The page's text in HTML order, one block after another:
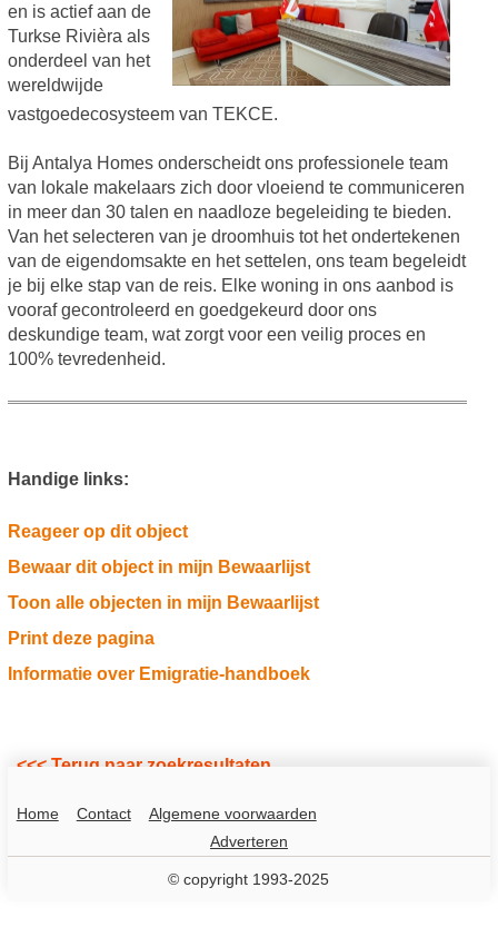
en is actief aan de
Turkse Rivièra als
onderdeel van het
wereldwijde
vastgoedecosysteem van TEKCE.
Bij Antalya Homes onderscheidt ons professionele team
van lokale makelaars zich door vloeiend te communiceren
in meer dan 30 talen en naadloze begeleiding te bieden.
Van het selecteren van je droomhuis tot het ondertekenen
van de eigendomsakte en het settelen, ons team begeleidt
je bij elke stap van de reis. Elke woning in ons aanbod is
vooraf gecontroleerd en goedgekeurd door ons
deskundige team, wat zorgt voor een veilig proces en
100% tevredenheid.
Handige links:
Reageer op dit object
Bewaar dit object in mijn Bewaarlijst
Toon alle objecten in mijn Bewaarlijst
Print deze pagina
Informatie over Emigratie-handboek
<<< Terug naar zoekresultaten
Home Contact
Algemene voorwaarden
Adverteren
© copyright 1993-2025